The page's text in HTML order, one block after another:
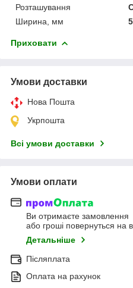
Розташування
Ширина, мм
Приховати
Умови доставки
Нова Пошта
Укрпошта
Всі умови доставки
Умови оплати
Ви отримаєте замовлення
або гроші повернуться на
Детальніше
Післяплата
Оплата на рахунок